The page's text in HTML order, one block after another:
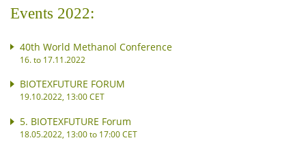
Events 2022:
40th World Methanol Conference
16. to 17.11.2022
BIOTEXFUTURE FORUM
19.10.2022, 13:00 CET
5. BIOTEXFUTURE Forum
18.05.2022, 13:00 to 17:00 CET